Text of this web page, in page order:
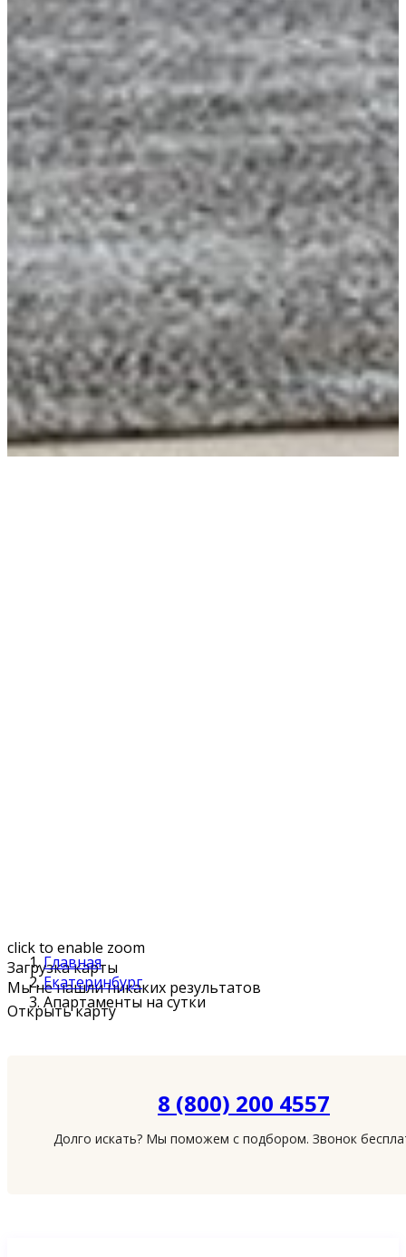
click to enable zoom
Загрузка карты
Мы не нашли никаких результатов
Открыть карту
Главная
Екатеринбург
Апартаменты на сутки
8 (800) 200 4557
Долго искать? Мы поможем с подбором. Звонок